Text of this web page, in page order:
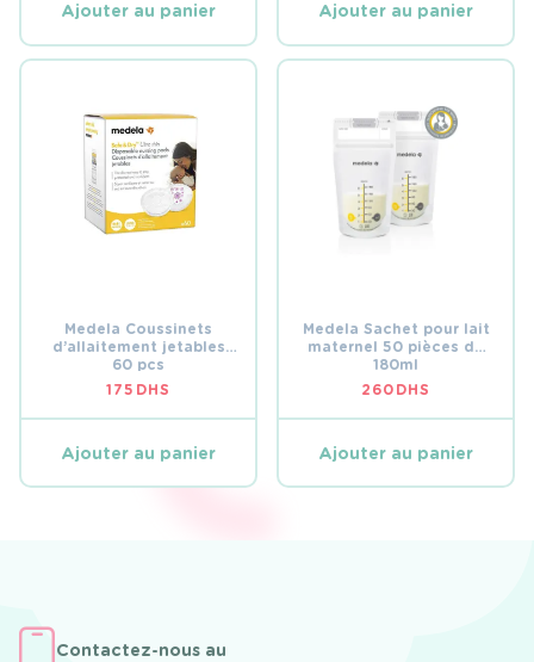
Ajouter au panier Ajouter au panier
Medela Coussinets
d’allaitement jetables
60 pcs
175 DHS
Ajouter au panier
Medela Sachet pour lait
maternel 50 pièces de
180ml
260 DHS
Ajouter au panier
Contactez-nous au